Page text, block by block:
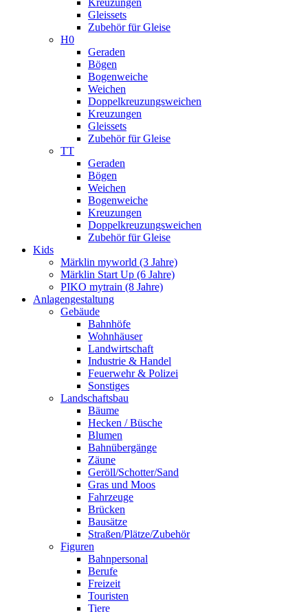
Gleissets
Zubehör für Gleise
H0
Geraden
Bögen
Bogenweiche
Weichen
Doppelkreuzungsweichen
Kreuzungen
Gleissets
Zubehör für Gleise
TT
Geraden
Bögen
Weichen
Bogenweiche
Kreuzungen
Doppelkreuzungsweichen
Zubehör für Gleise
Kids
Märklin myworld (3 Jahre)
Märklin Start Up (6 Jahre)
PIKO mytrain (8 Jahre)
Anlagengestaltung
Gebäude
Bahnhöfe
Wohnhäuser
Landwirtschaft
Industrie & Handel
Feuerwehr & Polizei
Sonstiges
Landschaftsbau
Bäume
Hecken / Büsche
Blumen
Bahnübergänge
Zäune
Geröll/Schotter/Sand
Gras und Moos
Fahrzeuge
Brücken
Bausätze
Straßen/Plätze/Zubehör
Figuren
Bahnpersonal
Berufe
Freizeit
Touristen
Tiere